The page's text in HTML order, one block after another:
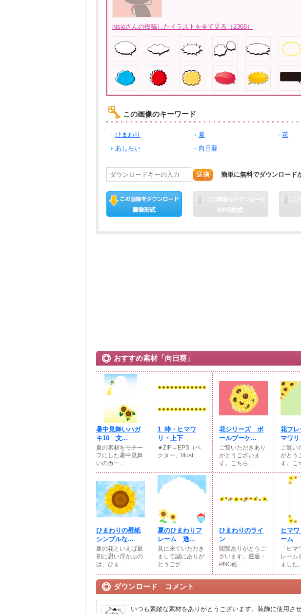
nisioさんの投稿したイラストを全て見る（2368）
この画像のキーワード
ひまわり 夏 花
あしらい
向日葵
送信 簡単に無料でダウンロード
おすすめ素材「向日葵」
暑中見舞いハガ
キ10 文...
夏の素材をモチー
フにした暑中見舞
いのカー...
1_枠・ヒマワ
リ・上下
★ZIP→EPS（ベ
クター、Illust...
花シリーズ ボ
ールブーケ...
ご覧いただきあり
がとうございま
す。こちら...
花フ
マワ
ご覧い
がとう
す。こ
ひまわりの壁紙
シンプルな...
夏の花といえば最
初に思い浮かぶの
は、ひま...
夏のひまわりフ
レーム 透...
見に来ていただき
まして誠にありが
とうござ...
ひまわりのライ
ン
閲覧ありがとうご
ざいます。透過・
PNG画...
ヒマ
ーム
「ヒ
レーム
ました
ダウンロード コメント
いつも素敵な素材をありがとうございます。装飾に使用さ